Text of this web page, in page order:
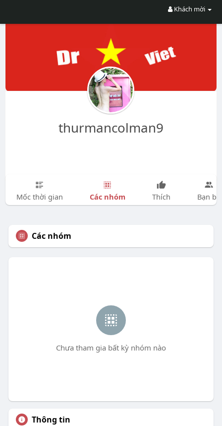
Khách mời
thurmancolman9
Mốc thời gian Các nhóm Thích Bạn bè
Các nhóm
Chưa tham gia bất kỳ nhóm nào
Thông tin